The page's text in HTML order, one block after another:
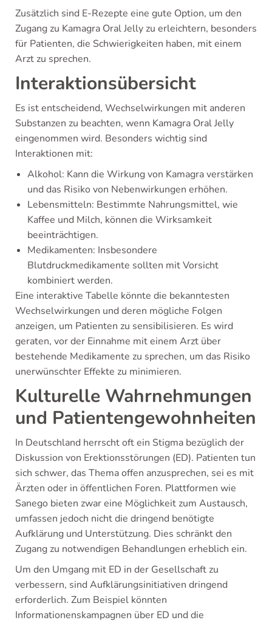
Zusätzlich sind E-Rezepte eine gute Option, um den
Zugang zu Kamagra Oral Jelly zu erleichtern, besonders
für Patienten, die Schwierigkeiten haben, mit einem
Arzt zu sprechen.
Interaktionsübersicht
Es ist entscheidend, Wechselwirkungen mit anderen
Substanzen zu beachten, wenn Kamagra Oral Jelly
eingenommen wird. Besonders wichtig sind
Interaktionen mit:
Alkohol: Kann die Wirkung von Kamagra verstärken
und das Risiko von Nebenwirkungen erhöhen.
Lebensmitteln: Bestimmte Nahrungsmittel, wie
Kaffee und Milch, können die Wirksamkeit
beeinträchtigen.
Medikamenten: Insbesondere
Blutdruckmedikamente sollten mit Vorsicht
kombiniert werden.
Eine interaktive Tabelle könnte die bekanntesten
Wechselwirkungen und deren mögliche Folgen
anzeigen, um Patienten zu sensibilisieren. Es wird
geraten, vor der Einnahme mit einem Arzt über
bestehende Medikamente zu sprechen, um das Risiko
unerwünschter Effekte zu minimieren.
Kulturelle Wahrnehmungen
und Patientengewohnheiten
In Deutschland herrscht oft ein Stigma bezüglich der
Diskussion von Erektionsstörungen (ED). Patienten tun
sich schwer, das Thema offen anzusprechen, sei es mit
Ärzten oder in öffentlichen Foren. Plattformen wie
Sanego bieten zwar eine Möglichkeit zum Austausch,
umfassen jedoch nicht die dringend benötigte
Aufklärung und Unterstützung. Dies schränkt den
Zugang zu notwendigen Behandlungen erheblich ein.
Um den Umgang mit ED in der Gesellschaft zu
verbessern, sind Aufklärungsinitiativen dringend
erforderlich. Zum Beispiel könnten
Informationenskampagnen über ED und die